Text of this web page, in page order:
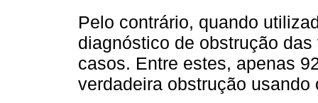
Pelo contrário, quando
diagnóstico de obstrução
casos. Entre estes, apenas
verdadeira obstrução